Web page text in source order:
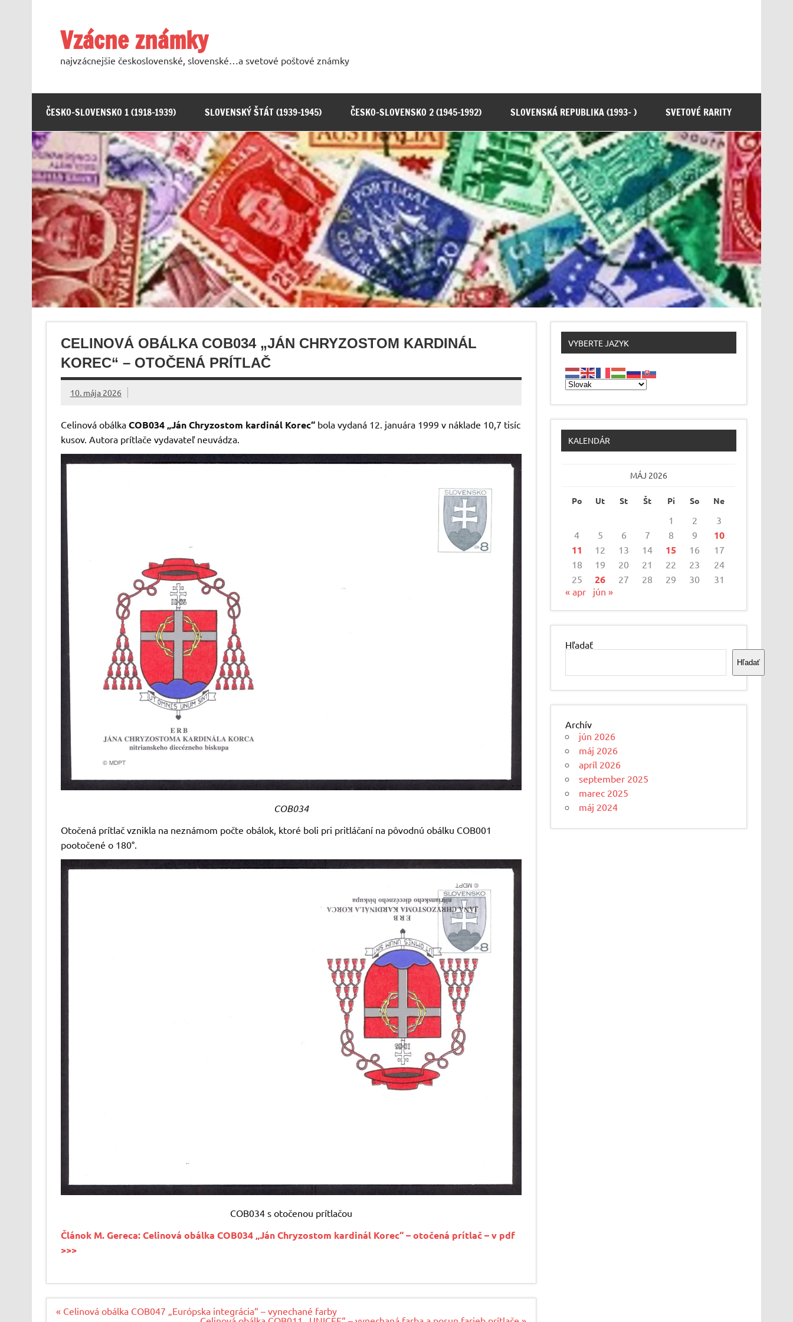
Vzácne známky
najvzácnejšie československé, slovenské…a svetové poštové známky
ČESKO-SLOVENSKO 1 (1918-1939) SLOVENSKÝ ŠTÁT (1939-1945) ČESKO-SLOVENSKO 2 (1945-1992) SLOVENSKÁ REPUBLIKA (1993- ) SVETOVÉ RARITY
CELINOVÁ OBÁLKA COB034 „JÁN CHRYZOSTOM KARDINÁL
KOREC“ – OTOČENÁ PRÍTLAČ
10. mája 2026
Celinová obálka COB034 „Ján Chryzostom kardinál Korec“bola vydaná 12. januára 1999 v náklade 10,7 tisíc
kusov. Autora prítlače vydavateľ neuvádza.
COB034
Otočená prítlač vznikla na neznámom počte obálok, ktoré boli pri pritláčaní na pôvodnú obálku COB001
pootočené o 180°.
COB034 s otočenou prítlačou
Článok M. Gereca: Celinová obálka COB034 „Ján Chryzostom kardinál Korec“ – otočená prítlač – v pdf
>>>
Navigácia
« Celinová obálka COB047 „Európska integrácia“ – vynechané farby
VYBERTE JAZYK
KALENDÁR
MÁJ 2026
Po Ut St Št Pi So Ne
1 2
3
4
5 6 7 8 9
10
11
12 13 14 15 16
17
18
19 20 21 22 23
24
25
26 27 28 29 30
31
« apr
jún »
Hľadať
Hľadať
Archív
jún 2026
máj 2026
apríl 2026
september 2025
marec 2025
máj 2024